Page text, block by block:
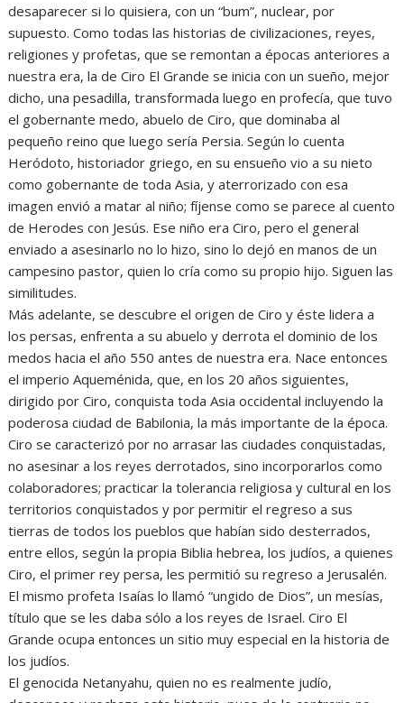
desaparecer si lo quisiera, con un “bum”, nuclear, por
supuesto. Como todas las historias de civilizaciones, reyes,
religiones y profetas, que se remontan a épocas anteriores a
nuestra era, la de Ciro El Grande se inicia con un sueño, mejor
dicho, una pesadilla, transformada luego en profecía, que tuvo
el gobernante medo, abuelo de Ciro, que dominaba al
pequeño reino que luego sería Persia. Según lo cuenta
Heródoto, historiador griego, en su ensueño vio a su nieto
como gobernante de toda Asia, y aterrorizado con esa
imagen envió a matar al niño; fíjense como se parece al cuento
de Herodes con Jesús. Ese niño era Ciro, pero el general
enviado a asesinarlo no lo hizo, sino lo dejó en manos de un
campesino pastor, quien lo cría como su propio hijo. Siguen las
similitudes.
Más adelante, se descubre el origen de Ciro y éste lidera a
los persas, enfrenta a su abuelo y derrota el dominio de los
medos hacia el año 550 antes de nuestra era. Nace entonces
el imperio Aqueménida, que, en los 20 años siguientes,
dirigido por Ciro, conquista toda Asia occidental incluyendo la
poderosa ciudad de Babilonia, la más importante de la época.
Ciro se caracterizó por no arrasar las ciudades conquistadas,
no asesinar a los reyes derrotados, sino incorporarlos como
colaboradores; practicar la tolerancia religiosa y cultural en los
territorios conquistados y por permitir el regreso a sus
tierras de todos los pueblos que habían sido desterrados,
entre ellos, según la propia Biblia hebrea, los judíos, a quienes
Ciro, el primer rey persa, les permitió su regreso a Jerusalén.
El mismo profeta Isaías lo llamó “ungido de Dios”, un mesías,
título que se les daba sólo a los reyes de Israel. Ciro El
Grande ocupa entonces un sitio muy especial en la historia de
los judíos.
El genocida Netanyahu, quien no es realmente judío,